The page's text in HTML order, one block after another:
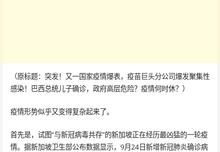
（原标题：突发！又一国家疫情爆表，疫苗巨头分公司爆发聚集性
感染！巴西总统儿子确诊，政府高层危险？疫情何时休？）
疫情形势似乎又变得复杂起来了。
首先是，试图“与新冠病毒共存”的新加坡正在经历最凶猛的一轮疫
情。据新加坡卫生部公布数据显示，9月24日新增新冠肺炎确诊病